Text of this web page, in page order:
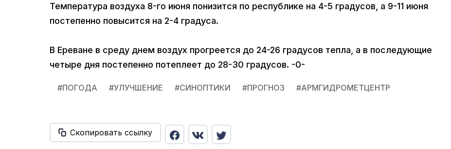
Температура воздуха 8-го июня понизится по республике на 4-5 градусов, а 9-11 июня
постепенно повысится на 2-4 градуса.
В Ереване в среду днем воздух прогреется до 24-26 градусов тепла, а в последующие
четыре дня постепенно потеплеет до 28-30 градусов. -0-
#ПОГОДА #УЛУЧШЕНИЕ #СИНОПТИКИ #ПРОГНОЗ #АРМГИДРОМЕТЦЕНТР
Скопировать ссылку